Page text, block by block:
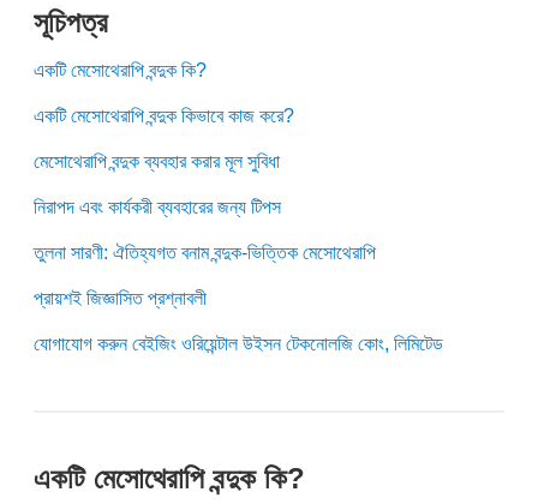
সূচিপত্র
একটি মেসোথেরাপি বন্দুক কি?
একটি মেসোথেরাপি বন্দুক কিভাবে কাজ করে?
মেসোথেরাপি বন্দুক ব্যবহার করার মূল সুবিধা
নিরাপদ এবং কার্যকরী ব্যবহারের জন্য টিপস
তুলনা সারণী: ঐতিহ্যগত বনাম বন্দুক-ভিত্তিক মেসোথেরাপি
প্রায়শই জিজ্ঞাসিত প্রশ্নাবলী
যোগাযোগ করুন বেইজিং ওরিয়েন্টাল উইসন টেকনোলজি কোং, লিমিটেড
একটি মেসোথেরাপি বন্দুক কি?